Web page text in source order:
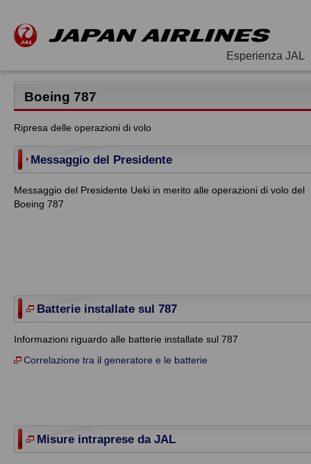
Esperienza JAL
Boeing 787
Ripresa delle operazioni di volo
Messaggio del Presidente
Messaggio del Presidente Ueki in merito alle operazioni di volo del
Boeing 787
Batterie installate sul 787
Informazioni riguardo alle batterie installate sul 787
Correlazione tra il generatore e le batterie
Misure intraprese da JAL